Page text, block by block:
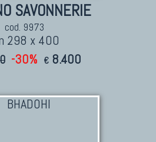
SAVONNERIE
cod. 9973
298 x 400
-30% € 8.400